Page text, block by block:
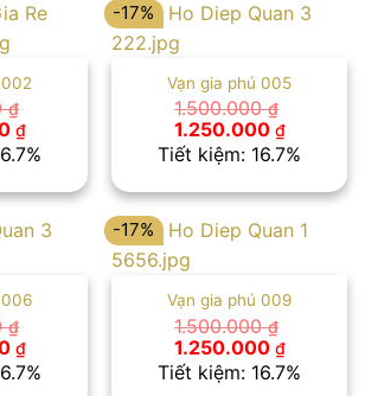
₫
₫Giá
hiện
tại
1.250.000 ₫.
-17%
Vạn gia phú 005
1.500.000₫
Giá
gốc
là:
1.250.000 ₫Giá
hiện
tại
Tiết kiệm: 16.7%
006
₫
₫Giá
hiện
tại
-17%
Vạn gia phú 009
1.500.000₫
Giá
gốc
là:
1.250.000 ₫Giá
hiện
tại
Tiết kiệm: 16.7%